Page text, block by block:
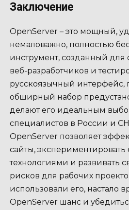
Заключение
OpenServer – это мощный,
немаловажно, полностью
инструмент, созданный для
веб-разработчиков и
русскоязычный интерфейс,
обширный набор
делают его идеальным
специалистов в России и
OpenServer позволяет
сайты,
технологиями и развивать
рисков для рабочих
использовали его, настало
OpenServer шанс и